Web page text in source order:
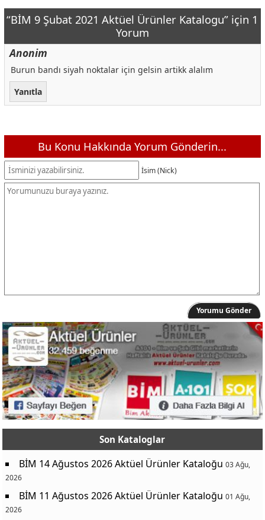
“BİM 9 Şubat 2021 Aktüel Ürünler Katalogu” için 1
Yorum
Anonim
Burun bandı siyah noktalar için gelsin artikk alalım
Yanıtla
Bu Konu Hakkında Yorum Gönderin...
İsim (Nick)
Yorumu Gönder
Son Kataloglar
BİM 14 Ağustos 2026 Aktüel Ürünler Kataloğu 03 Ağu,
2026
BİM 11 Ağustos 2026 Aktüel Ürünler Kataloğu 01 Ağu,
2026